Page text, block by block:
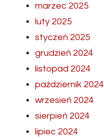
marzec 2025
luty 2025
styczeń 2025
grudzień 2024
listopad 2024
październik 2024
wrzesień 2024
sierpień 2024
lipiec 2024